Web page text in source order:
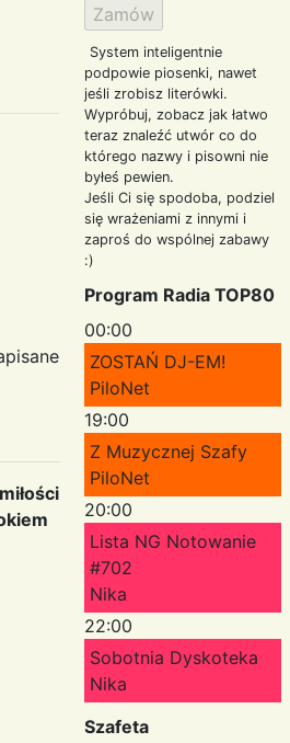
System inteligentnie
podpowie piosenki, nawet
jeśli zrobisz literówki.
Wypróbuj, zobacz jak łatwo
teraz znaleźć utwór co do
którego nazwy i pisowni nie
byłeś pewien.
Jeśli Ci się spodoba, podziel
się wrażeniami z innymi i
zaproś do wspólnej zabawy
:)
Program Radia TOP80
00:00
ZOSTAŃ DJ-EM!
PiloNet
19:00
Z Muzycznej Szafy
PiloNet
20:00
Lista NG Notowanie
#702
Nika
22:00
Sobotnia Dyskoteka
Nika
Szafeta